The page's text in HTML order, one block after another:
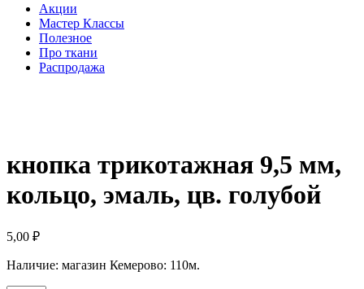
Акции
Мастер Классы
Полезное
Про ткани
Распродажа
кнопка трикотажная 9,5 мм,
кольцо, эмаль, цв. голубой
5,00 ₽
Наличие: магазин Кемерово: 110м.